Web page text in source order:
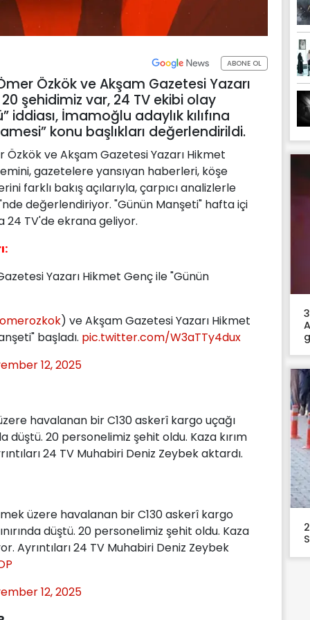
ABONE OL
Özkök ve Akşam Gazetesi Yazarı
şehidimiz var, 24 TV ekibi olay
İmamoğlu adaylık kılıfına
konu başlıkları değerlendirildi.
Özkök ve Akşam Gazetesi Yazarı Hikmet
gazetelere yansıyan haberleri, köşe
farklı bakış açılarıyla, çarpıcı analizlerle
değerlendiriyor. "Günün Manşeti" hafta içi
24 TV'de ekrana geliyor.
Yazarı Hikmet Genç ile "Günün
) ve Akşam Gazetesi Yazarı Hikmet
başladı. pic.twitter.com/W3aTTy4dux
12, 2025
havalanan bir C130 askerî kargo uçağı
düştü. 20 personelimiz şehit oldu. Kaza kırım
24 TV Muhabiri Deniz Zeybek aktardı.
üzere havalanan bir C130 askerî kargo
düştü. 20 personelimiz şehit oldu. Kaza
Ayrıntıları 24 TV Muhabiri Deniz Zeybek
12, 2025